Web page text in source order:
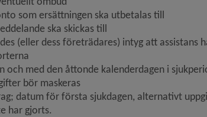
som ersättningen ska utbetalas till
ska skickas till
(eller dess företrädares) intyg att assistans
och med den åttonde kalenderdagen i
bör maskeras
datum för första sjukdagen, alternativt
har gjorts.